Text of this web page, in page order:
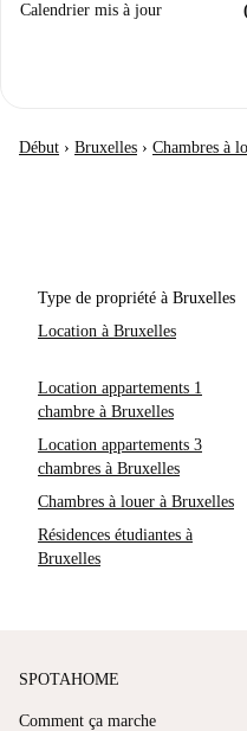
Calendrier mis à jour
Début › Bruxelles › Chambres à
Type de propriété à Bruxelles
Location à Bruxelles
Location appartements 1
chambre à Bruxelles
Location appartements 3
chambres à Bruxelles
Chambres à louer à Bruxelles
Résidences étudiantes à
Bruxelles
SPOTAHOME
Comment ça marche